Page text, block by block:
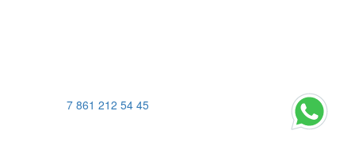
7 861 212 54 45